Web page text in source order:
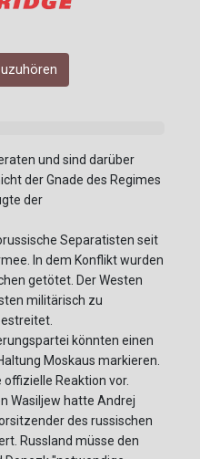
und sind darüber
der Gnade des Regimes
der
Separatisten seit
In dem Konflikt wurden
getötet. Der Westen
militärisch zu
könnten einen
Moskaus markieren.
Reaktion vor.
Wasiljew hatte Andrej
des russischen
Russland müsse den